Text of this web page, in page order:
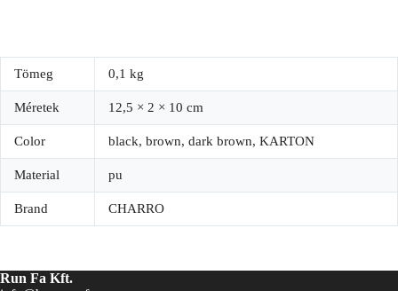
Tömeg 0,1 kg
Méretek 12,5 × 2 × 10 cm
Color black, brown, dark brown, KARTON
Material pu
Brand CHARRO
Run Fa Kft.